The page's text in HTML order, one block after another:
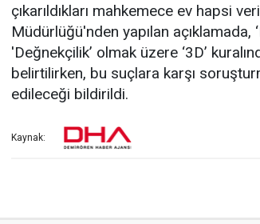
çıkarıldıkları mahkemece ev hapsi
Müdürlüğü'nden yapılan açıklamada,
'Değnekçilik’ olmak üzere ‘3D’
belirtilirken, bu suçlara karşı
edileceği bildirildi.
Kaynak: